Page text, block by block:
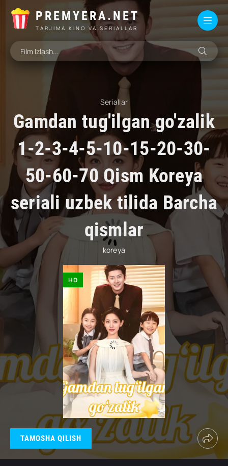
PREMYERA.NET
TARJIMA KINO VA SERIALLAR
Seriallar
Gamdan tug'ilgan go'zalik
1-2-3-4-5-10-15-20-30-
50-60-70 Qism Koreya
seriali uzbek tilida Barcha
qismlar
koreya
HD
TAMOSHA QILISH